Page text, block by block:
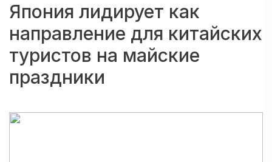
Япония лидирует как
направление для китайских
туристов на майские
праздники